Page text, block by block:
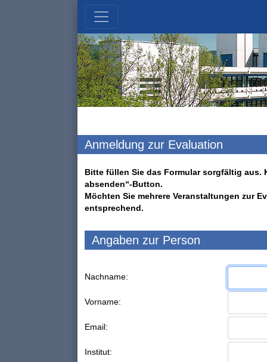
Anmeldung zur Evaluation
Bitte füllen Sie das Formular sorgfältig aus.
absenden“-Button.
Möchten Sie mehrere Veranstaltungen zur
entsprechend.
Angaben zur Person
Nachname:
Vorname:
Email:
Institut: